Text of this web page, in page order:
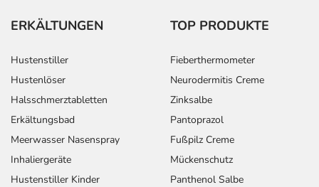
ERKÄLTUNGEN
Hustenstiller
Hustenlöser
Halsschmerztabletten
Erkältungsbad
Meerwasser Nasenspray
Inhaliergeräte
Hustenstiller Kinder
TOP PRODUKTE
Fieberthermometer
Neurodermitis Creme
Zinksalbe
Pantoprazol
Fußpilz Creme
Mückenschutz
Panthenol Salbe